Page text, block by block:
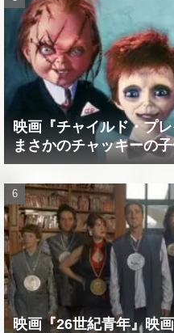
映画『チャイルド・プ
まさかのチャッキーの
映画『26世紀青年』映